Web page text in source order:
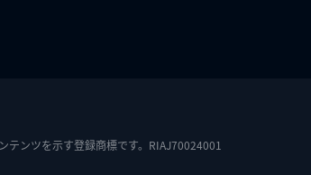
テンツを示す登録商標です。RIAJ70024001